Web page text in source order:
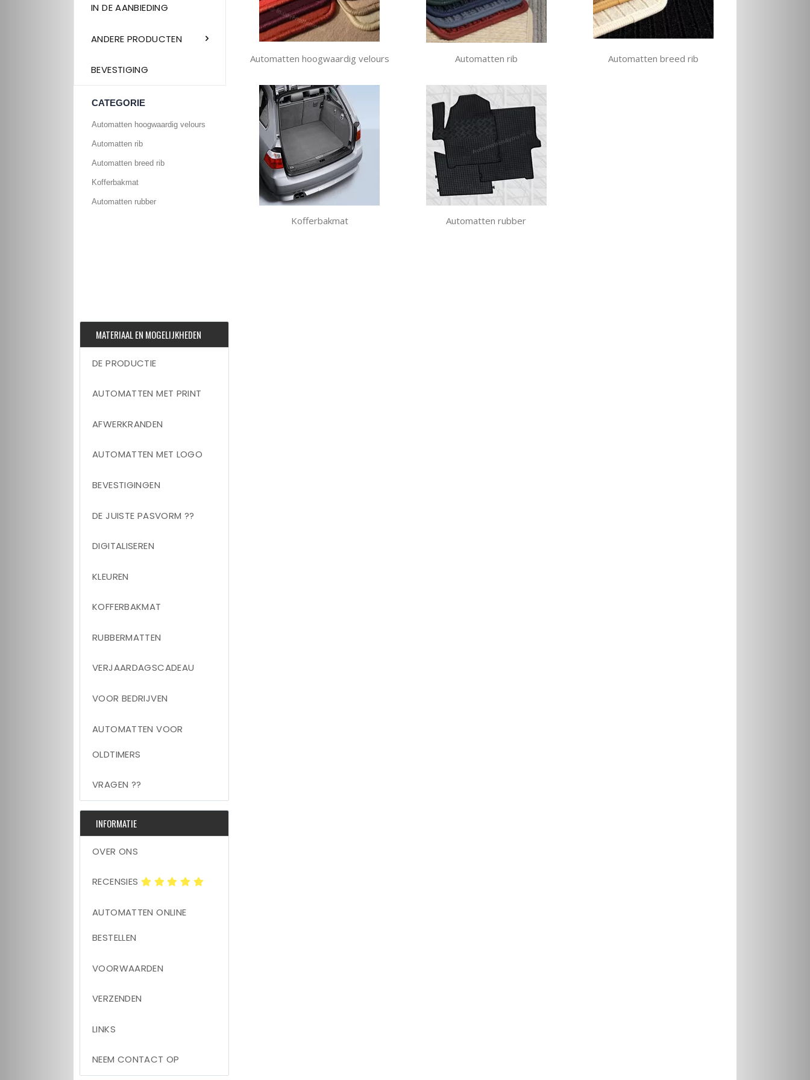
IN DE AANBIEDING
ANDERE PRODUCTEN
BEVESTIGING
Automatten hoogwaardig velours Automatten rib Automatten breed rib
Kofferbakmat Automatten rubber
CATEGORIE
Automatten hoogwaardig velours
Automatten rib
Automatten breed rib
Kofferbakmat
Automatten rubber
MATERIAAL EN MOGELIJKHEDEN
DE PRODUCTIE
AUTOMATTEN MET PRINT
AFWERKRANDEN
AUTOMATTEN MET LOGO
BEVESTIGINGEN
DE JUISTE PASVORM ??
DIGITALISEREN
KLEUREN
KOFFERBAKMAT
RUBBERMATTEN
VERJAARDAGSCADEAU
VOOR BEDRIJVEN
AUTOMATTEN VOOR
OLDTIMERS
VRAGEN ??
INFORMATIE
OVER ONS
RECENSIES
AUTOMATTEN ONLINE
BESTELLEN
VOORWAARDEN
VERZENDEN
LINKS
NEEM CONTACT OP